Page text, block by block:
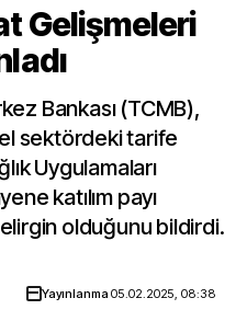
Gelişmeleri
Bankası (TCMB),
sektördeki tarife
Uygulamaları
katılım payı
olduğunu bildirdi.
Yayınlanma05.02.2025, 08:38